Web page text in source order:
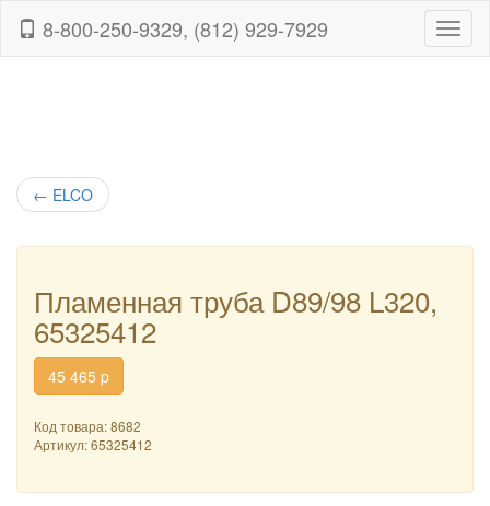
8-800-250-9329, (812) 929-7929
← ELCO
Пламенная труба D89/98 L320,
65325412
45 465 p
Код товара: 8682
Артикул:65325412